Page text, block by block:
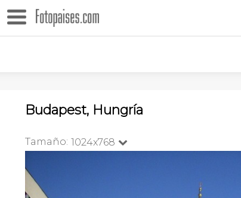
Budapest, Hungría
Tamaño: 1024x768 